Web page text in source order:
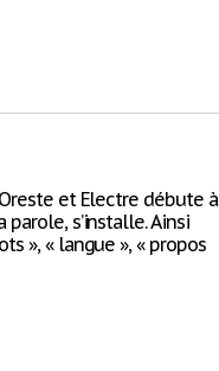
et Electre débute à
s’installe. Ainsi
», « langue », « propos